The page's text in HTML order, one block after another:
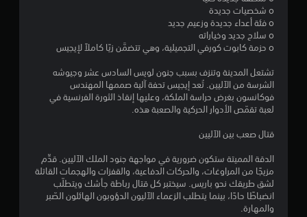
ن
5
ن
و
م
م
o شخصيات جديدة
o فئة أعداء جديدة وزعيم جديد
o سلاح جديد وخياراته
o حزمة كابوت كورفي التجميلية، وهي تتضمَّن زيًا كاملاً لإيجيس
تشتعل المدينة وتنزف بسبب جنون لويس السادس عشر وجيوشه
الشرسة من الآليين. تُعد إيجيس تحفة آلية صممها المهندس
فوكانسون بغرض حراسة الملكة، وعليها إنقاذ الثورة الفرنسية في
لعبة تقمّص الأدوار الحركية والصعبة هذه.
قتال صعب بين الآليين
الدقة المميتة ستكون ضرورية في مواجهة جنود الملك الآليين. قدِّم
مزيجًا من المراوغات، والحركات الدفاعية، والقفزات والهجمات القاتلة
لشق طريقك نحو باريس. سيختبر كل قتال رباطة جأشك ويتطلّب
انضباطًا حادًا، بينما يتطلب الزعماء الآليون الدؤوبون الهائلون الصّبر
والمهارة.